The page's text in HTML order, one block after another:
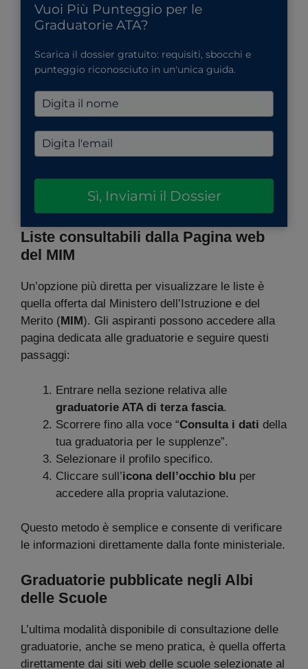
Vuoi Più Punteggio per le
Graduatorie ATA?
Scarica il dossier gratuito: requisiti, sbocchi e
punteggio riconosciuto in un'unica guida.
Sì, Inviami il Dossier
Liste consultabili dalla Pagina web
del MIM
Un’opzione più diretta per visualizzare le liste è
quella offerta dal Ministero dell’Istruzione e del
Merito ( MIM). Gli aspiranti possono accedere alla
pagina dedicata alle graduatorie e seguire questi
passaggi:
Entrare nella sezione relativa alle
graduatorie ATA di terza fascia.
Scorrere fino alla voce “Consulta i dati della
tua graduatoria per le supplenze”.
Selezionare il profilo specifico.
Cliccare sull’icona dell’occhio blu per
accedere alla propria valutazione.
Questo metodo è semplice e consente di verificare
le informazioni direttamente dalla fonte ministeriale.
Graduatorie pubblicate negli Albi
delle Scuole
L’ultima modalità disponibile di consultazione delle
graduatorie, anche se meno pratica, è quella offerta
direttamente dai siti web delle scuole selezionate al